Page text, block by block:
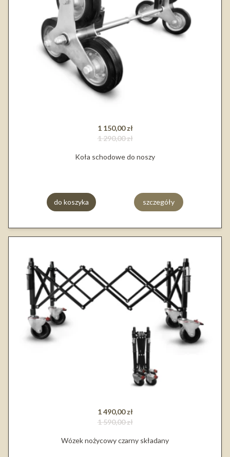
1 150,00 zł
1 290,00 zł
Koła schodowe do noszy
do koszyka szczegóły
1 490,00 zł
1 590,00 zł
Wózek nożycowy czarny składany